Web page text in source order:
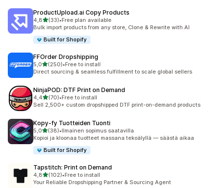
ProductUpload.ai Copy Products
4,8/ 5 tähteä
(33)
33 arvostelua yhteensä
•Free plan available
Bulk import products from any store, Clone & Rewrite with AI
Built for Shopify
FFOrder Dropshipping
5,0/ 5 tähteä
(250)
250 arvostelua yhteensä
•Free to install
Direct sourcing & seamless fulfillment to scale global sellers
NinjaPOD: DTF Print on Demand
4,4/ 5 tähteä
(70)
70 arvostelua yhteensä
•Free to install
Sell 2,500+ custom dropshipped DTF print-on-demand products
Kopy‑fy Tuotteiden Tuonti
5,0/ 5 tähteä
(38)
38 arvostelua yhteensä
•Ilmainen sopimus saatavilla
Kopioi ja kloonaa tuotteet massana tekoälyllä — säästä aikaa
Built for Shopify
Tapstitch: Print on Demand
4,8/ 5 tähteä
(102)
102 arvostelua yhteensä
•Free to install
Your Reliable Dropshipping Partner & Sourcing Agent